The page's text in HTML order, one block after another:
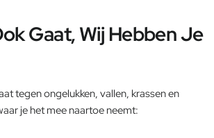
Gaat, Wij Hebben Je
tegen ongelukken, vallen, krassen en
je het mee naartoe neemt: